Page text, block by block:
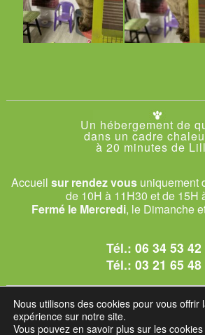
Un hébergement de
dans un cadre
à 20 minutes de
Accueilsur rendez vous uniquement
de 10H à 11H30 et de 15H
Fermé le Mercredi, le Dimanche
Tél.:06 34 53 42
Tél.:03 21 65 48
© 2026 Le Club des
1228 rue bataille - 62840 Sailly-
Nous utilisons des cookies pour vous offrir
expérience sur notre site.
Vous pouvez en savoir plus sur les